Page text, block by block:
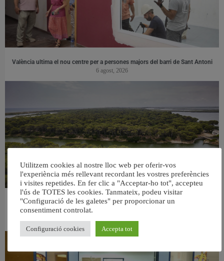
València ultima el nou centre per a persones majors del barri de Sant Antoni
6 agost, 2026
València retira prop de 15.000 litres de residus de la Devesa durant el mes de
6 agost, 2026
Utilitzem cookies al nostre lloc web per oferir-vos
l'experiència més rellevant recordant les vostres preferències
i visites repetides. En fer clic a "Acceptar-ho tot", accepteu
l'ús de TOTES les cookies. Tanmateix, podeu visitar
"Configuració de les galetes" per proporcionar un
consentiment controlat.
Configuració cookies Accepta tot